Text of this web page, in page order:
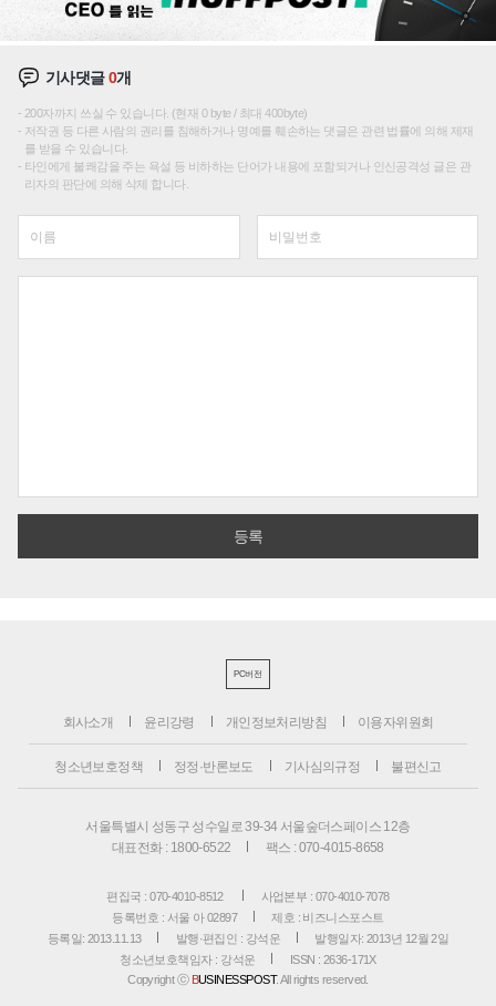
기사댓글0개
200자까지 쓰실 수 있습니다. (현재 0 byte / 최대 400byte)
저작권 등 다른 사람의 권리를 침해하거나 명예를 훼손하는 댓글은 관련 법률에 의해 제재
를 받을 수 있습니다.
타인에게 불쾌감을 주는 욕설 등 비하하는 단어가 내용에 포함되거나 인신공격성 글은 관
리자의 판단에 의해 삭제 합니다.
PC버전
회사소개 윤리강령 개인정보처리방침 이용자위원회
청소년보호정책 정정·반론보도 기사심의규정 불편신고
서울특별시 성동구 성수일로 39-34 서울숲더스페이스 12층
대표전화 : 1800-6522
팩스 : 070-4015-8658
편집국 : 070-4010-8512
사업본부 : 070-4010-7078
등록번호 : 서울 아 02897
제호 : 비즈니스포스트
등록일: 2013.11.13
발행·편집인 : 강석운
발행일자: 2013년 12월 2일
청소년보호책임자 : 강석운
ISSN : 2636-171X
Copyright ⓒ BUSINESSPOST. All rights reserved.